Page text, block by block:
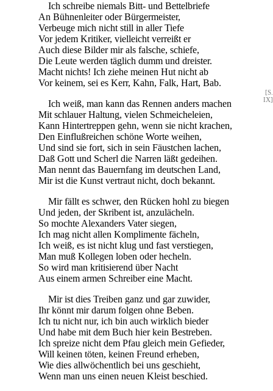
Ich schreibe niemals Bitt- und Bettelbriefe
An Bühnenleiter oder Bürgermeister,
Verbeuge mich nicht still in aller Tiefe
Vor jedem Kritiker, vielleicht verreißt er
Auch diese Bilder mir als falsche, schiefe,
Die Leute werden täglich dumm und dreister.
Macht nichts! Ich ziehe meinen Hut nicht ab
Vor keinem, sei es Kerr, Kahn, Falk, Hart, Bab.
[S.
IX]
Ich weiß, man kann das Rennen anders machen
Mit schlauer Haltung, vielen Schmeicheleien,
Kann Hintertreppen gehn, wenn sie nicht krachen,
Den Einflußreichen schöne Worte weihen,
Und sind sie fort, sich in sein Fäustchen lachen,
Daß Gott und Scherl die Narren läßt gedeihen.
Man nennt das Bauernfang im deutschen Land,
Mir ist die Kunst vertraut nicht, doch bekannt.
Mir fällt es schwer, den Rücken hohl zu biegen
Und jeden, der Skribent ist, anzulächeln.
So mochte Alexanders Vater siegen,
Ich mag nicht allen Komplimente fächeln,
Ich weiß, es ist nicht klug und fast verstiegen,
Man muß Kollegen loben oder hecheln.
So wird man kritisierend über Nacht
Aus einem armen Schreiber eine Macht.
Mir ist dies Treiben ganz und gar zuwider,
Ihr könnt mir darum folgen ohne Beben.
Ich tu nicht nur, ich bin auch wirklich bieder
Und habe mit dem Buch hier kein Bestreben.
Ich spreize nicht dem Pfau gleich mein Gefieder,
Will keinen töten, keinen Freund erheben,
Wie dies allwöchentlich bei uns geschieht,
Wenn man uns einen neuen Kleist beschied.